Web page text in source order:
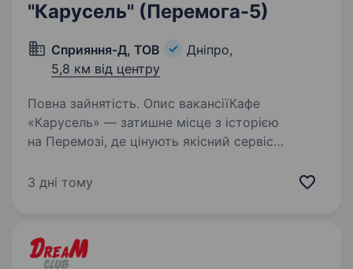
"Карусель" (Перемога-5)
Сприяння-Д, ТОВ
Дніпро,
5,8 км від центру
Повна зайнятість. Опис вакансіїКафе
«Карусель» — затишне місце з історією
на Перемозі, де цінують якісний сервіс
та енергійного Адміністратора, який стане
3 дні тому